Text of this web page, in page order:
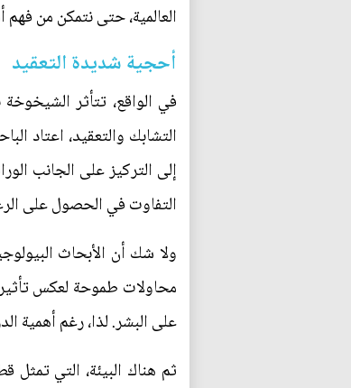
العالمية، حتى نتمكن من
أحجية شديدة التعقيد
في الواقع، تتأثر
التشابك والتعقيد،
إلى التركيز على الجانب
التفاوت في الحصول على
ولا شك أن الأبحاث
محاولات طموحة لعكس
على البشر. لذا، رغم أهمية
ثم هناك البيئة، التي